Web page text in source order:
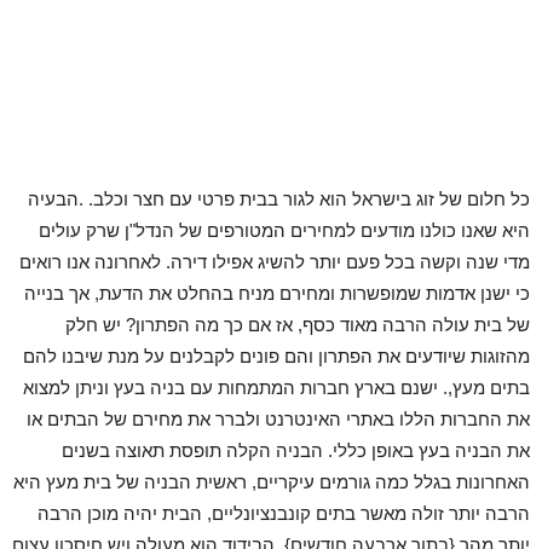
כל חלום של זוג בישראל הוא לגור בבית פרטי עם חצר וכלב. .הבעיה
היא שאנו כולנו מודעים למחירים המטורפים של הנדל"ן שרק עולים
מדי שנה וקשה בכל פעם יותר להשיג אפילו דירה. לאחרונה אנו רואים
כי ישנן אדמות שמופשרות ומחירם מניח בהחלט את הדעת, אך בנייה
של בית עולה הרבה מאוד כסף, אז אם כך מה הפתרון? יש חלק
מהזוגות שיודעים את הפתרון והם פונים לקבלנים על מנת שיבנו להם
בתים מעץ,. ישנם בארץ חברות המתמחות עם בניה בעץ וניתן למצוא
את החברות הללו באתרי האינטרנט ולברר את מחירם של הבתים או
את הבניה בעץ באופן כללי. הבניה הקלה תופסת תאוצה בשנים
האחרונות בגלל כמה גורמים עיקריים, ראשית הבניה של בית מעץ היא
הרבה יותר זולה מאשר בתים קונבנציונליים, הבית יהיה מוכן הרבה
יותר מהר {בתוך ארבעה חודשים}, הבידוד הוא מעולה ויש חיסכון עצום